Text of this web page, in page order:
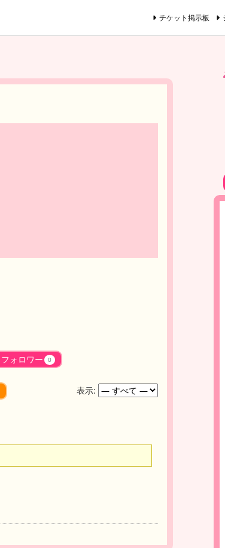
チケット掲示板
フォロワー 0
表示: